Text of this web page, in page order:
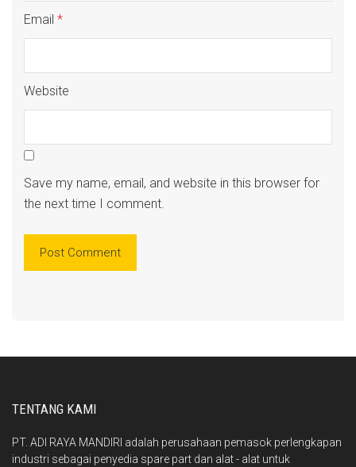
Email *
Website
Save my name, email, and website in this browser for
the next time I comment.
TENTANG KAMI
PT. ADI RAYA MANDIRI adalah perusahaan pemasok perlengkapan
industri sebagai penyedia spare part dan alat - alat untuk